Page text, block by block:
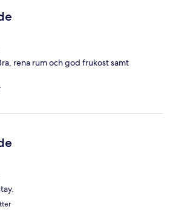
rena rum och god frukost samt